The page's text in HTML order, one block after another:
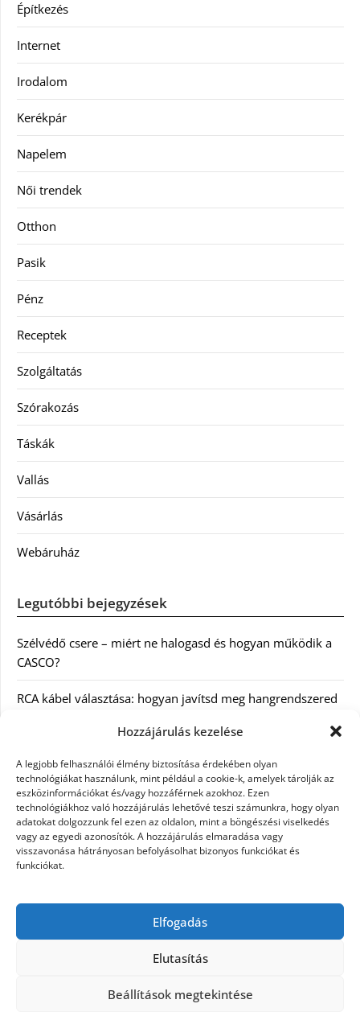
Hozzájárulás kezelése
A legjobb felhasználói élmény biztosítása érdekében olyan
technológiákat használunk, mint például a cookie-k, amelyek tárolják az
eszközinformációkat és/vagy hozzáférnek azokhoz. Ezen
technológiákhoz való hozzájárulás lehetővé teszi számunkra, hogy olyan
adatokat dolgozzunk fel ezen az oldalon, mint a böngészési viselkedés
vagy az egyedi azonosítók. A hozzájárulás elmaradása vagy
visszavonása hátrányosan befolyásolhat bizonyos funkciókat és
funkciókat.
Elfogadás
Elutasítás
Beállítások megtekintése
Építkezés
Internet
Irodalom
Kerékpár
Napelem
Női trendek
Otthon
Pasik
Pénz
Receptek
Szolgáltatás
Szórakozás
Táskák
Vallás
Vásárlás
Webáruház
Legutóbbi bejegyzések
Szélvédő csere – miért ne halogasd és hogyan működik a
CASCO?
RCA kábel választása: hogyan javítsd meg hangrendszered
Magyarországon: milyen jogi szabályozásra kell figyelni?
Akciós külföldi nyaralás 2026-ban előfoglalással: mit
ellenőrizz az ár mellett?
A Kassai Irodaház modern munkakörnyezetet biztosít